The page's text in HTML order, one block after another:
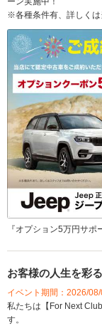
※各種条件有、詳しくは
『オプション5万円サポ
お客様の人生を彩
イベント期間：2026/
私たちは【For Next
す。